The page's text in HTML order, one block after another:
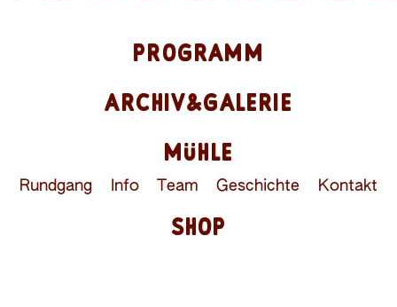
PROGRAMM
ARCHIV&GALERIE
MÜHLE
Rundgang Info Team Geschichte Kontakt
SHOP